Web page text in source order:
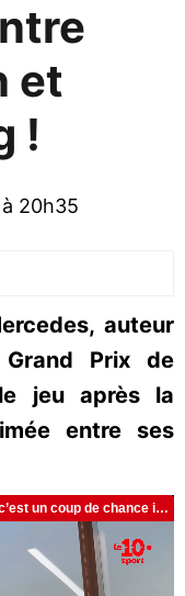
et
!
20h35
auteur
Prix de
jeu après la
entre ses